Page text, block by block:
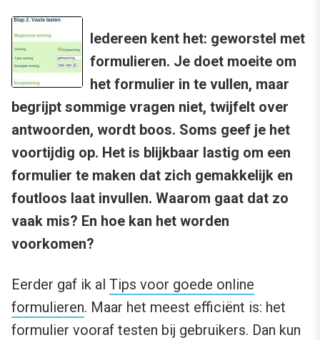
Iedereen kent het: geworstel met
formulieren. Je doet moeite om
het formulier in te vullen, maar
begrijpt sommige vragen niet, twijfelt over
antwoorden, wordt boos. Soms geef je het
voortijdig op. Het is blijkbaar lastig om een
formulier te maken dat zich gemakkelijk en
foutloos laat invullen. Waarom gaat dat zo
vaak mis? En hoe kan het worden
voorkomen?
Eerder gaf ik al Tips voor goede online
formulieren. Maar het meest efficiënt is: het
formulier vooraf testen bij gebruikers. Dan kun